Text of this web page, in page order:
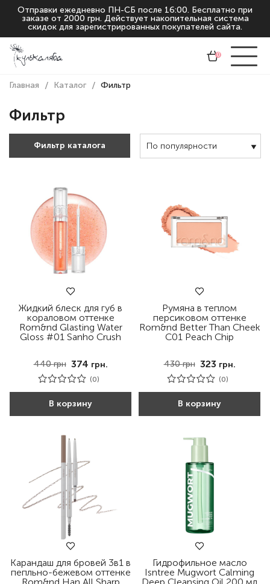
Отправки ежедневно ПН-СБ после 16:00. Бесплатно при
заказе от 2000 грн. Действует накопительная система
скидок для зарегистрированных покупателей сайта.
0
Главная Каталог Фильтр
Фильтр
Фильтр каталога По популярности
Очистить все
Акции:Сроки годности
Тип кожи
Возраст
Назначение
Акции
Тип волос
Бренд
Жидкий блеск для губ в
кораловом оттенке
Rom&nd Glasting Water
Gloss #01 Sanho Crush
440грн 374 грн.
(0)
В корзину
Румяна в теплом
персиковом оттенке
Rom&nd Better Than Cheek
C01 Peach Chip
430грн 323 грн.
(0)
В корзину
Карандаш для бровей 3в1 в
пепльно-бежевом оттенке
Гидрофильное масло
Isntree Mugwort Calming